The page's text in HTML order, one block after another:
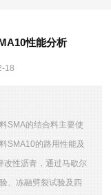
性能分析
18
SMA的结合料主要使
SMA10的路用性能及
改性沥青，通过马歇尔
、冻融劈裂试验及四